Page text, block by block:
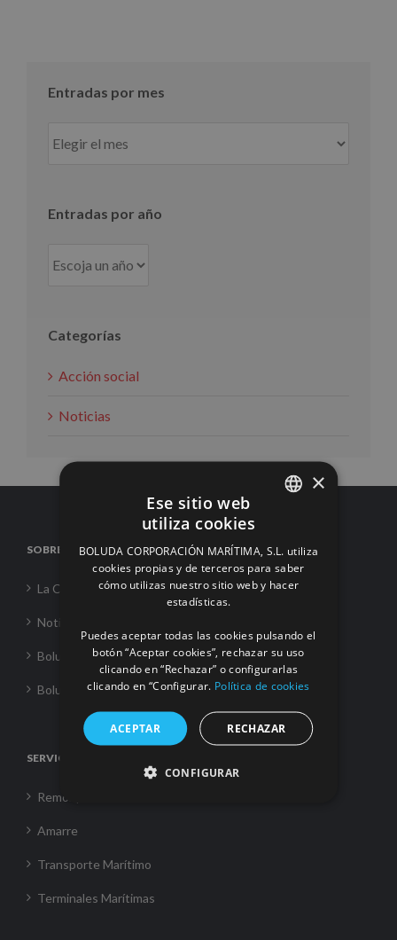
Entradas por mes
por
Entradas por año
Categorías
Acción social
Noticias
SOBRE NOSOTROS
La Corporación
Noticias
Boluda Towage
Boluda Shipping
SERVICIOS
Remolque
Amarre
Transporte Marítimo
Terminales Marítimas
ENGLISH
FRENCH
×
Ese sitio web
utiliza cookies
BOLUDA CORPORACIÓN MARÍTIMA, S.L. utiliza
cookies propias y de terceros para saber
cómo utilizas nuestro sitio web y hacer
estadísticas.
Puedes aceptar todas las cookies pulsando el
botón “Aceptar cookies”, rechazar su uso
clicando en “Rechazar” o configurarlas
clicando en “Configurar. Política de cookies
ACEPTAR RECHAZAR
CONFIGURAR